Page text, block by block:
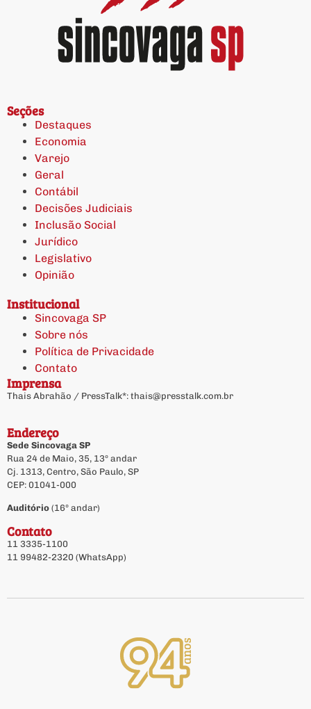
Seções
Destaques
Economia
Varejo
Geral
Contábil
Decisões Judiciais
Inclusão Social
Jurídico
Legislativo
Opinião
Institucional
Sincovaga SP
Sobre nós
Política de Privacidade
Contato
Imprensa
Thais Abrahão / PressTalk*: thais@presstalk.com.br
Endereço
Sede Sincovaga SP
Rua 24 de Maio, 35, 13º andar
Cj. 1313, Centro, São Paulo, SP
CEP: 01041-000
Auditório (16º andar)
Contato
11 3335-1100
11 99482-2320 (WhatsApp)